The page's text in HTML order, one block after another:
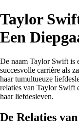
Taylor
Een
De naam Taylor Swift is
succesvolle carrière als
haar tumultueuze
relaties van Taylor Swift
haar liefdesleven.
De Relaties